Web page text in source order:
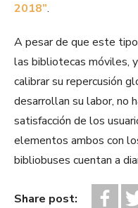
2018”.
A pesar de que este
las bibliotecas móviles,
calibrar su repercusión
desarrollan su labor, no
satisfacción de los
elementos ambos con
bibliobuses cuentan a
Share post: